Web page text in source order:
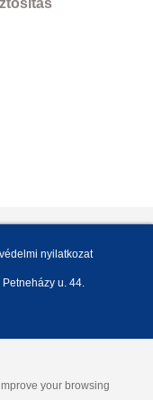
nyilatkozat
Petneházy u. 44.
your browsing